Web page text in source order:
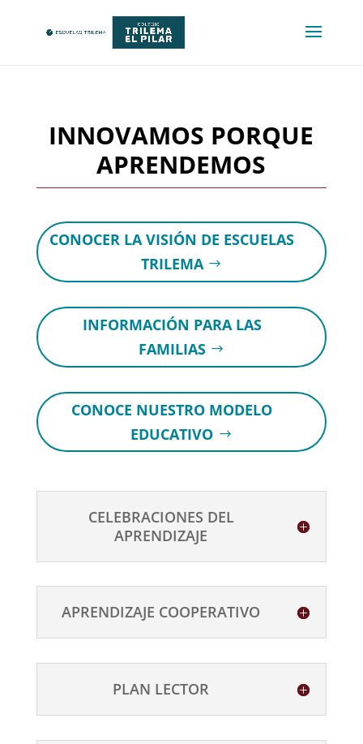
INNOVAMOS PORQUE
APRENDEMOS
CONOCER LA VISIÓN DE ESCUELAS
TRILEMA
INFORMACIÓN PARA LAS
FAMILIAS
CONOCE NUESTRO MODELO
EDUCATIVO
CELEBRACIONES DEL
APRENDIZAJE
APRENDIZAJE COOPERATIVO
PLAN LECTOR